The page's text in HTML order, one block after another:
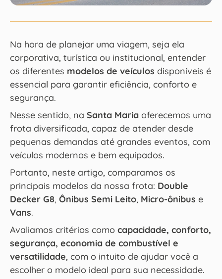
Na hora de planejar uma viagem, seja ela
corporativa, turística ou institucional, entender
os diferentes modelos de veículos disponíveis é
essencial para garantir eficiência, conforto e
segurança.
Nesse sentido, na Santa Maria oferecemos uma
frota diversificada, capaz de atender desde
pequenas demandas até grandes eventos, com
veículos modernos e bem equipados.
Portanto, neste artigo, comparamos os
principais modelos da nossa frota: Double
Decker G8, Ônibus Semi Leito, Micro-ônibus e
Vans.
Avaliamos critérios como capacidade, conforto,
segurança, economia de combustível e
versatilidade, com o intuito de ajudar você a
escolher o modelo ideal para sua necessidade.